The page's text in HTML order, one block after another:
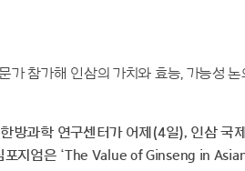
가 참가해 인삼의 가치와 효능, 가능성 논
방과학 연구센터가 어제(4일), 인삼 국
포지엄은 ‘The Value of Ginseng in